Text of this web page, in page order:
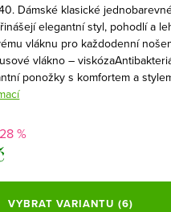
Dámské klasické
elegantní styl, pohodlí a
vláknu pro každodenní
vlákno –
ponožky s komfortem a
%
VYBRAT VARIANTU (6)